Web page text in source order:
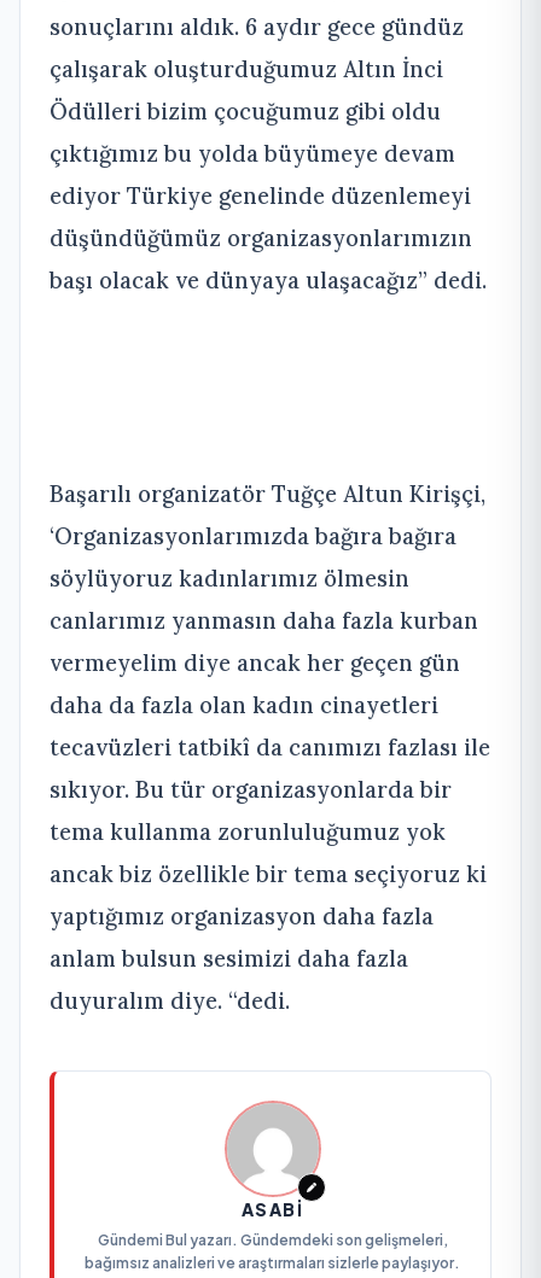
sonuçlarını aldık. 6 aydır gece gündüz
çalışarak oluşturduğumuz Altın İnci
Ödülleri bizim çocuğumuz gibi oldu
çıktığımız bu yolda büyümeye devam
ediyor Türkiye genelinde düzenlemeyi
düşündüğümüz organizasyonlarımızın
başı olacak ve dünyaya ulaşacağız” dedi.
Başarılı organizatör Tuğçe Altun Kirişçi,
‘Organizasyonlarımızda bağıra bağıra
söylüyoruz kadınlarımız ölmesin
canlarımız yanmasın daha fazla kurban
vermeyelim diye ancak her geçen gün
daha da fazla olan kadın cinayetleri
tecavüzleri tatbikî da canımızı fazlası ile
sıkıyor. Bu tür organizasyonlarda bir
tema kullanma zorunluluğumuz yok
ancak biz özellikle bir tema seçiyoruz ki
yaptığımız organizasyon daha fazla
anlam bulsun sesimizi daha fazla
duyuralım diye. “dedi.
ASABI
Gündemi Bul yazarı. Gündemdeki son gelişmeleri,
bağımsız analizleri ve araştırmaları sizlerle paylaşıyor.